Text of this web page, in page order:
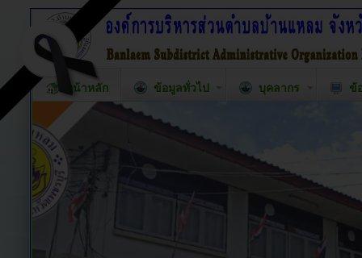
หน้าหลัก ข้อมูลทั่วไป บุคลากร ข้